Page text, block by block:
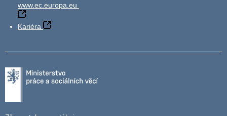
www.ec.europa.eu
Kariéra